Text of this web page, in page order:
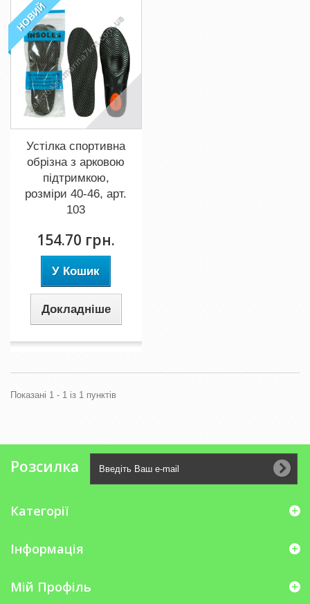
НОВИЙ
Устілка спортивна
обрізна з арковою
підтримкою,
розміри 40-46, арт.
103
154.70 грн.
У Кошик
Докладніше
Показані 1 - 1 із 1 пунктів
Розсилка
Категорії
Інформація
Мій Профіль